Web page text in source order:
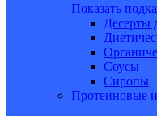
Показать
Десерты
Соусы
Сиропы
Протеиновые